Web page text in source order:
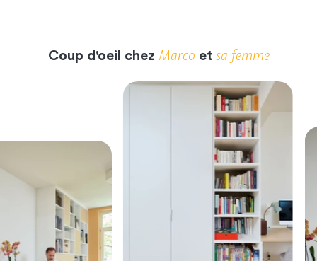
Coup d'oeil chez Marco et sa femme